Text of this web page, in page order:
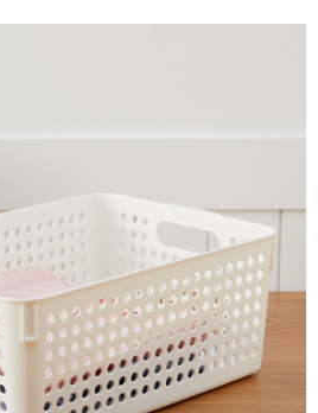
用他人資訊註冊。若發現惡意使用之情形，